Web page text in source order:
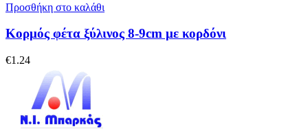
Προσθήκη στο καλάθι
Κορμός φέτα ξύλινος 8-9cm με κορδόνι
€1.24